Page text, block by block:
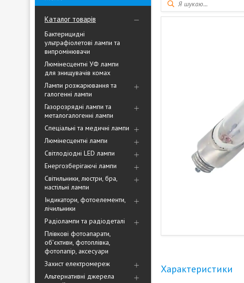
Каталог товарів
Бактерицидні
ультрафіолетові лампи та
випромінювачи
Люмінесцентні УФ лампи
для знищувачів комах
Лампи розжарювання та
галогенні лампи
Газорозрядні лампи та
металогалогенні лампи
Спеціальні та медичні лампи
Люмінесцентні лампи
Світлодіодні LED лампи
Енергозберігаючі лампи
Світильники, люстри, бра,
настільні лампи
Індикатори, фотоелементи,
лічильники
Радіолампи та радіодеталі
Плівкові фотоапарати,
об'єктиви, фотоплівка,
фотопапір, аксесуари
Захист електромереж
Альтернативні джерела
Характеристики